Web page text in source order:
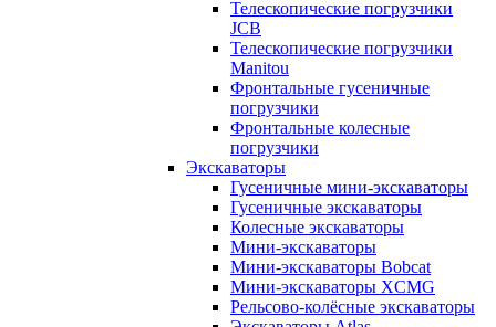
Телескопические погрузчики
JCB
Телескопические погрузчики
Manitou
Фронтальные гусеничные
погрузчики
Фронтальные колесные
погрузчики
Экскаваторы
Гусеничные мини-экскаваторы
Гусеничные экскаваторы
Колесные экскаваторы
Мини-экскаваторы
Мини-экскаваторы Bobcat
Мини-экскаваторы XCMG
Рельсово-колёсные экскаваторы